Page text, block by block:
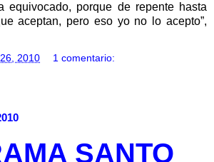
equivocado, porque de repente hasta
aceptan, pero eso yo no lo acepto”,
2010 1 comentario:
SANTO